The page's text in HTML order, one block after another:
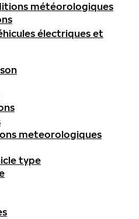
météorologiques
électriques et
meteorologiques
type